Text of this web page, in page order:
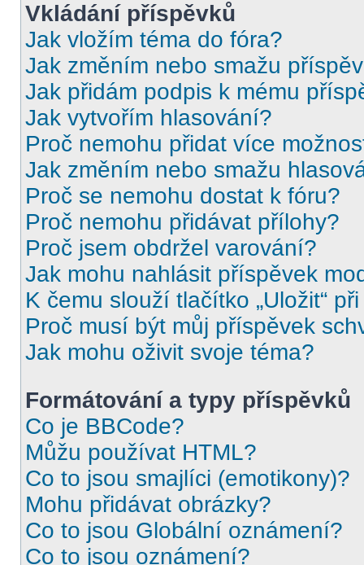
Vkládání příspěvků
Jak vložím téma do fóra?
Jak změním nebo smažu
Jak přidám podpis k mému
Jak vytvořím hlasování?
Proč nemohu přidat více
Jak změním nebo smažu
Proč se nemohu dostat k fóru?
Proč nemohu přidávat přílohy?
Proč jsem obdržel varování?
Jak mohu nahlásit příspěvek
K čemu slouží tlačítko „Uložit“
Proč musí být můj příspěvek
Jak mohu oživit svoje téma?
Formátování a typy příspěvků
Co je BBCode?
Můžu používat HTML?
Co to jsou smajlíci (emotikony)?
Mohu přidávat obrázky?
Co to jsou Globální oznámení?
Co to jsou oznámení?